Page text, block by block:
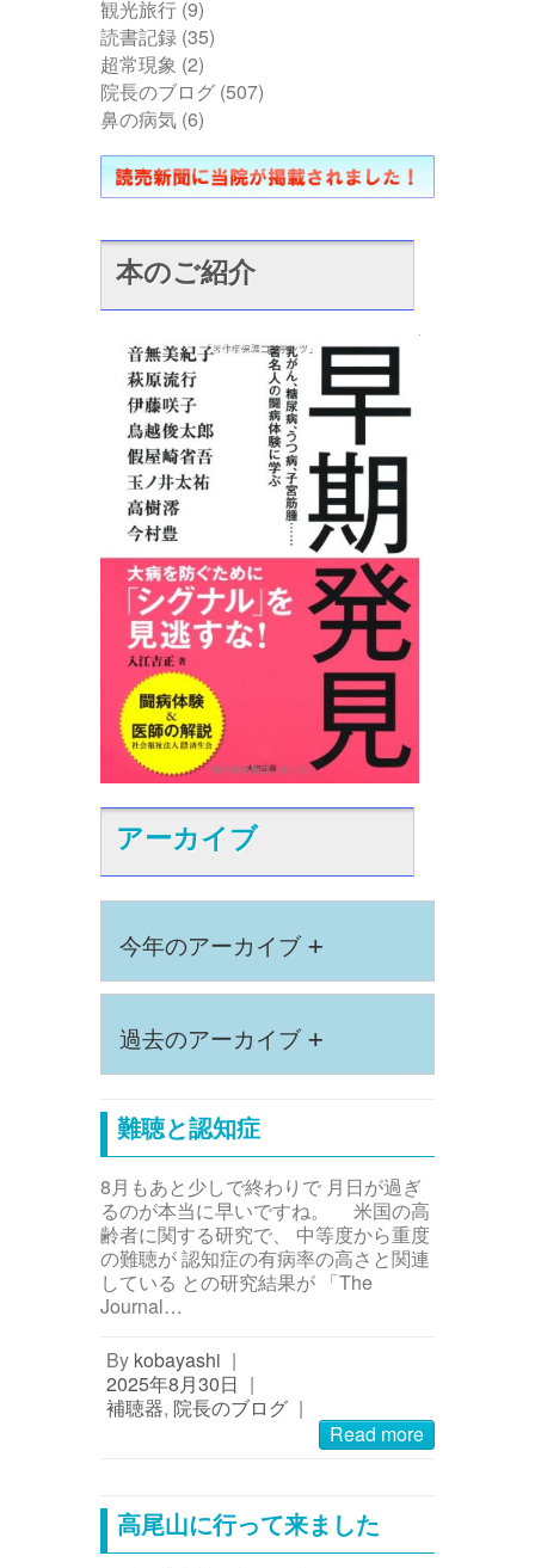
観光旅行 (9)
読書記録 (35)
超常現象 (2)
院長のブログ (507)
鼻の病気 (6)
本のご紹介
アーカイブ
今年のアーカイブ +
過去のアーカイブ +
難聴と認知症
8月もあと少しで終わりで 月日が過ぎ
るのが本当に早いですね。 米国の高
齢者に関する研究で、 中等度から重度
の難聴が 認知症の有病率の高さと関連
している との研究結果が 「The
Journal…
By kobayashi |
2025年8月30日 |
補聴器, 院長のブログ |
Read more
高尾山に行って来ました